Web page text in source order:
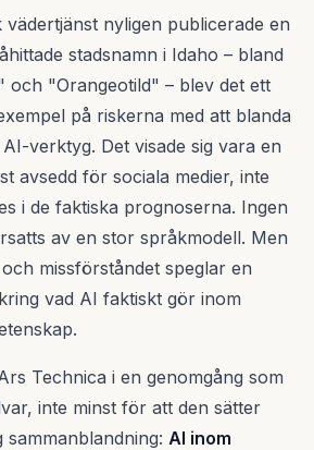
nyligen publicerade en
stadsnamn i Idaho – bland
och "Orangeotild" – blev det ett
på riskerna med att blanda
verktyg. Det visade sig vara en
avsedd för sociala medier, inte
i de faktiska prognoserna. Ingen
av en stor språkmodell. Men
missförståndet speglar en
vad AI faktiskt gör inom
Technica i en genomgång som
inte minst för att den sätter
AI inom